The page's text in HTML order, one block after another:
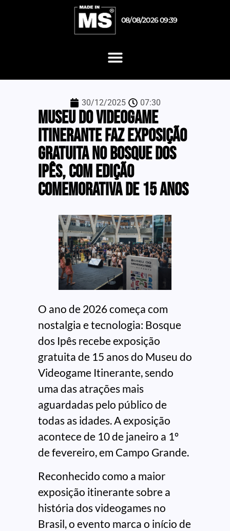
08/08/2026 09:39
30/12/2025 07:30
Museu do Videogame
Itinerante faz exposição
gratuita no Bosque dos
Ipês, com edição
comemorativa de 15 anos
O ano de 2026 começa com
nostalgia e tecnologia: Bosque
dos Ipês recebe exposição
gratuita de 15 anos do Museu do
Videogame Itinerante, sendo
uma das atrações mais
aguardadas pelo público de
todas as idades. A exposição
acontece de 10 de janeiro a 1º
de fevereiro, em Campo Grande.
Reconhecido como a maior
exposição itinerante sobre a
história dos videogames no
Brasil, o evento marca o início de